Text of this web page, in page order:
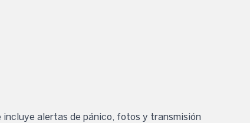
alertas de pánico, fotos y transmisión